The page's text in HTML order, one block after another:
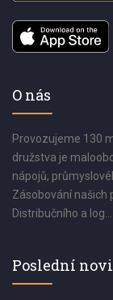
O nás
Provozujeme 130
družstva je
nápojů,
Zásobování našich
Distribučního a log...
Poslední